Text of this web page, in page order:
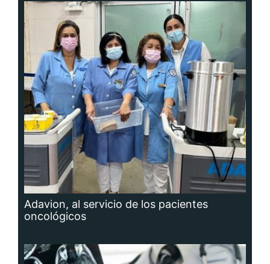
Adavion, al servicio de los pacientes
oncológicos